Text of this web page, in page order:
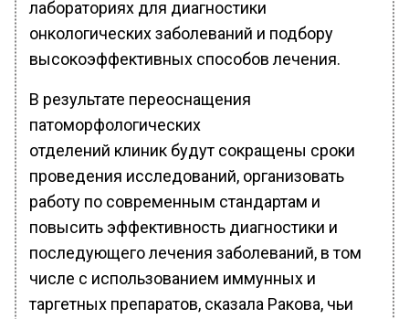
лабораториях для диагностики
онкологических заболеваний и подбору
высокоэффективных способов лечения.
В результате переоснащения
патоморфологических
отделений клиник будут сокращены сроки
проведения исследований, организовать
работу по современным стандартам и
повысить эффективность диагностики и
последующего лечения заболеваний, в том
числе с использованием иммунных и
таргетных препаратов, сказала Ракова, чьи